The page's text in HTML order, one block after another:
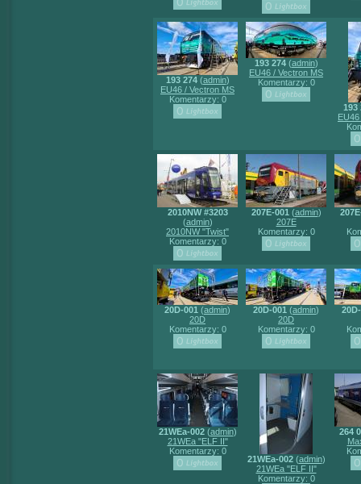
193 274(admin)
EU46 / Vectron MS
Komentarzy: 0
193 274(admin)
EU46 / Vectron MS
Komentarzy: 0
193
2010NW #3203
(admin)
2010NW "Twist"
Komentarzy: 0
207E-001 (admin)
207E
Komentarzy: 0
20D-001 (admin)
20D
Komentarzy: 0
20D-001 (admin)
20D
Komentarzy: 0
21WEa-002(admin)
21WEa "ELF II"
Komentarzy: 0
21WEa-002(admin)
21WEa "ELF II"
Komentarzy: 0
264